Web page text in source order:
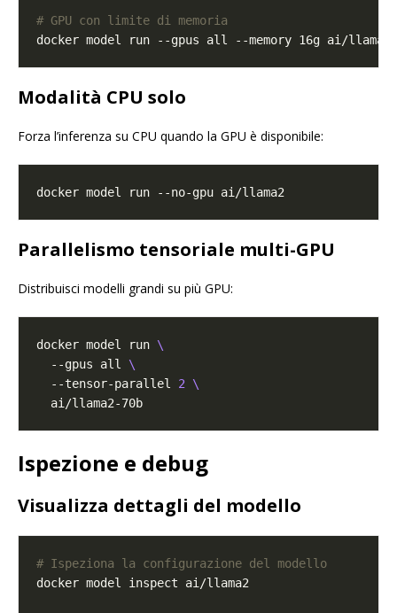
# GPU con limite di memoria
Modalità CPU solo
Forza l’inferenza su CPU quando la GPU è disponibile:
Parallelismo tensoriale multi-GPU
Distribuisci modelli grandi su più GPU:
docker model run
  --gpus all
  --tensor-parallel
2
Ispezione e debug
Visualizza dettagli del modello
# Ispeziona la configurazione del modello